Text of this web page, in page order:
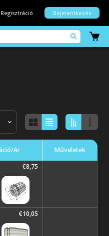
Regisztráció Bejelentkezés
Ár Műveletek
€8,75
€10,05